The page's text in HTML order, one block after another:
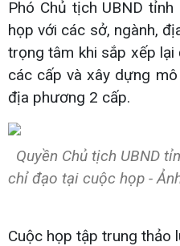
Phó Chủ tịch UBND
họp với các sở, ngành,
trọng tâm khi sắp xếp lại
các cấp và xây dựng
địa phương 2 cấp.
Quyền Chủ tịch UBND
chỉ đạo tại cuộc họp -
Cuộc họp tập trung thảo